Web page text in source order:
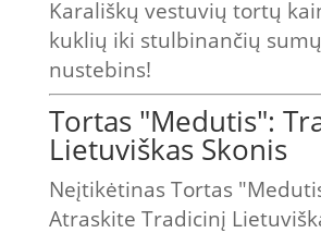
Karališkų vestuvių tortų
kuklių iki stulbinančių
nustebins!
Tortas "Medutis":
Lietuviškas Skonis
Neįtikėtinas Tortas
Atraskite Tradicinį